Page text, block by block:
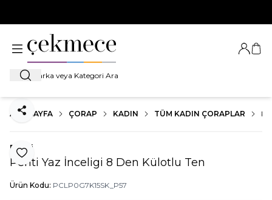
Ara
Giriş
ANA SAYFA ÇORAP KADIN TÜM KADIN ÇORAPLAR
Favoriye Ekle
Paylaş
Penti
Penti Yaz İnceligi 8 Den Külotlu Ten
Ürün Kodu: PCLP0G7K15SK_P57